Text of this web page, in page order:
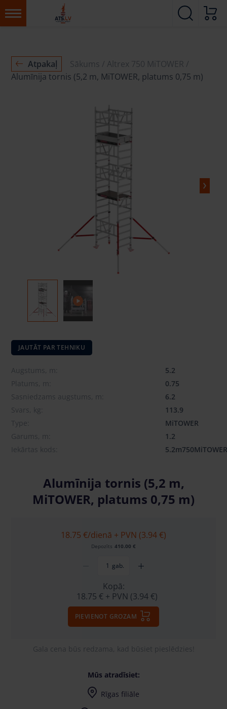
Atpakaļ Sākums
Altrex 750 MiTOWER
Alumīnija tornis (5,2 m, MiTOWER, platums 0,75 m)
JAUTĀT PAR TEHNIKU
Augstums, m:
5.2
Platums, m:
0.75
Sasniedzams augstums, m:
6.2
Svars, kg:
113.9
Type:
MiTOWER
Garums, m:
1.2
Iekārtas kods:
5.2m750MiTOWER
Alumīnija tornis (5,2 m,
MiTOWER, platums 0,75 m)
18.75 €/dienā + PVN (3.94 €)
Depozīts 410.00 €
gab.
Kopā:
18.75 € + PVN (3.94 €)
PIEVIENOT GROZAM
Gala cena būs redzama, kad būsiet pieslēdzies!
Mūs atradīsiet:
Rīgas filiāle